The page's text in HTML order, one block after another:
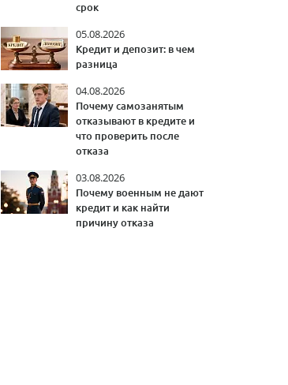
срок
05.08.2026
Кредит и депозит: в чем
разница
04.08.2026
Почему самозанятым
отказывают в кредите и
что проверить после
отказа
03.08.2026
Почему военным не дают
кредит и как найти
причину отказа